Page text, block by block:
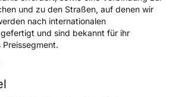
und zu den Straßen, auf denen wir
nach internationalen
und sind bekannt für ihr